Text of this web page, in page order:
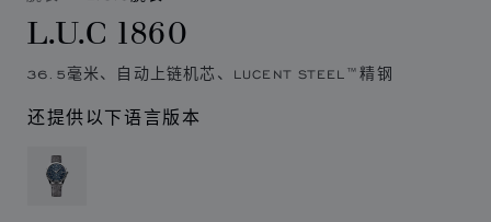
L.U.C 1860
36.5毫米、自动上链机芯、LUCENT STEEL™精钢
还提供以下语言版本